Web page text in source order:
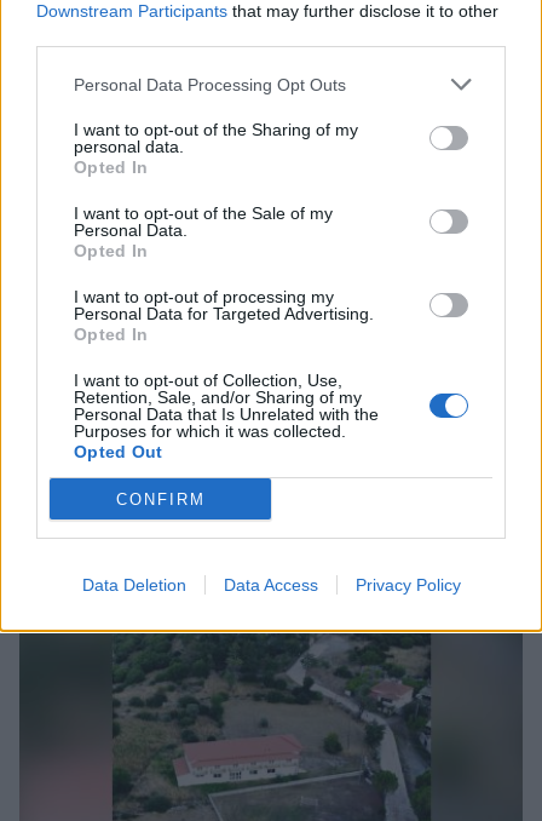
Downstream Participants that may further disclose it to other
Personal Data Processing Opt Outs
I want to opt-out of the Sharing of my
personal data.
Opted In
I want to opt-out of the Sale of my
Personal Data.
Opted In
I want to opt-out of processing my
Personal Data for Targeted Advertising.
Opted In
I want to opt-out of Collection, Use,
Retention, Sale, and/or Sharing of my
Personal Data that Is Unrelated with the
Purposes for which it was collected.
Opted Out
CONFIRM
Data Deletion Data Access Privacy Policy
Σχετικά Άρθρα